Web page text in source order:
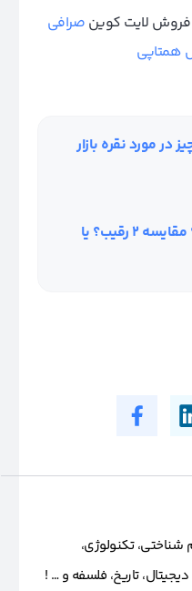
فروش لایت کوین صرافی
همتاپی
مورد نقره بازار
لایت کوین یا بیت کوین؟ مقایسه ۲ رقیب؟ یا
شناختی، تکنولوژی،
دیجیتال، تاریخ، فلسفه و … !